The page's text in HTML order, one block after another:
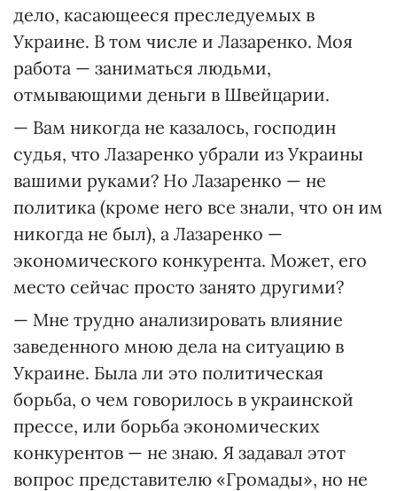
дело, касающееся преследуемых в
Украине. В том числе и Лазаренко. Моя
работа — заниматься людьми,
отмывающими деньги в Швейцарии.
— Вам никогда не казалось, господин
судья, что Лазаренко убрали из Украины
вашими руками? Но Лазаренко — не
политика (кроме него все знали, что он им
никогда не был), а Лазаренко —
экономического конкурента. Может, его
место сейчас просто занято другими?
— Мне трудно анализировать влияние
заведенного мною дела на ситуацию в
Украине. Была ли это политическая
борьба, о чем говорилось в украинской
прессе, или борьба экономических
конкурентов — не знаю. Я задавал этот
вопрос представителю «Громады», но не